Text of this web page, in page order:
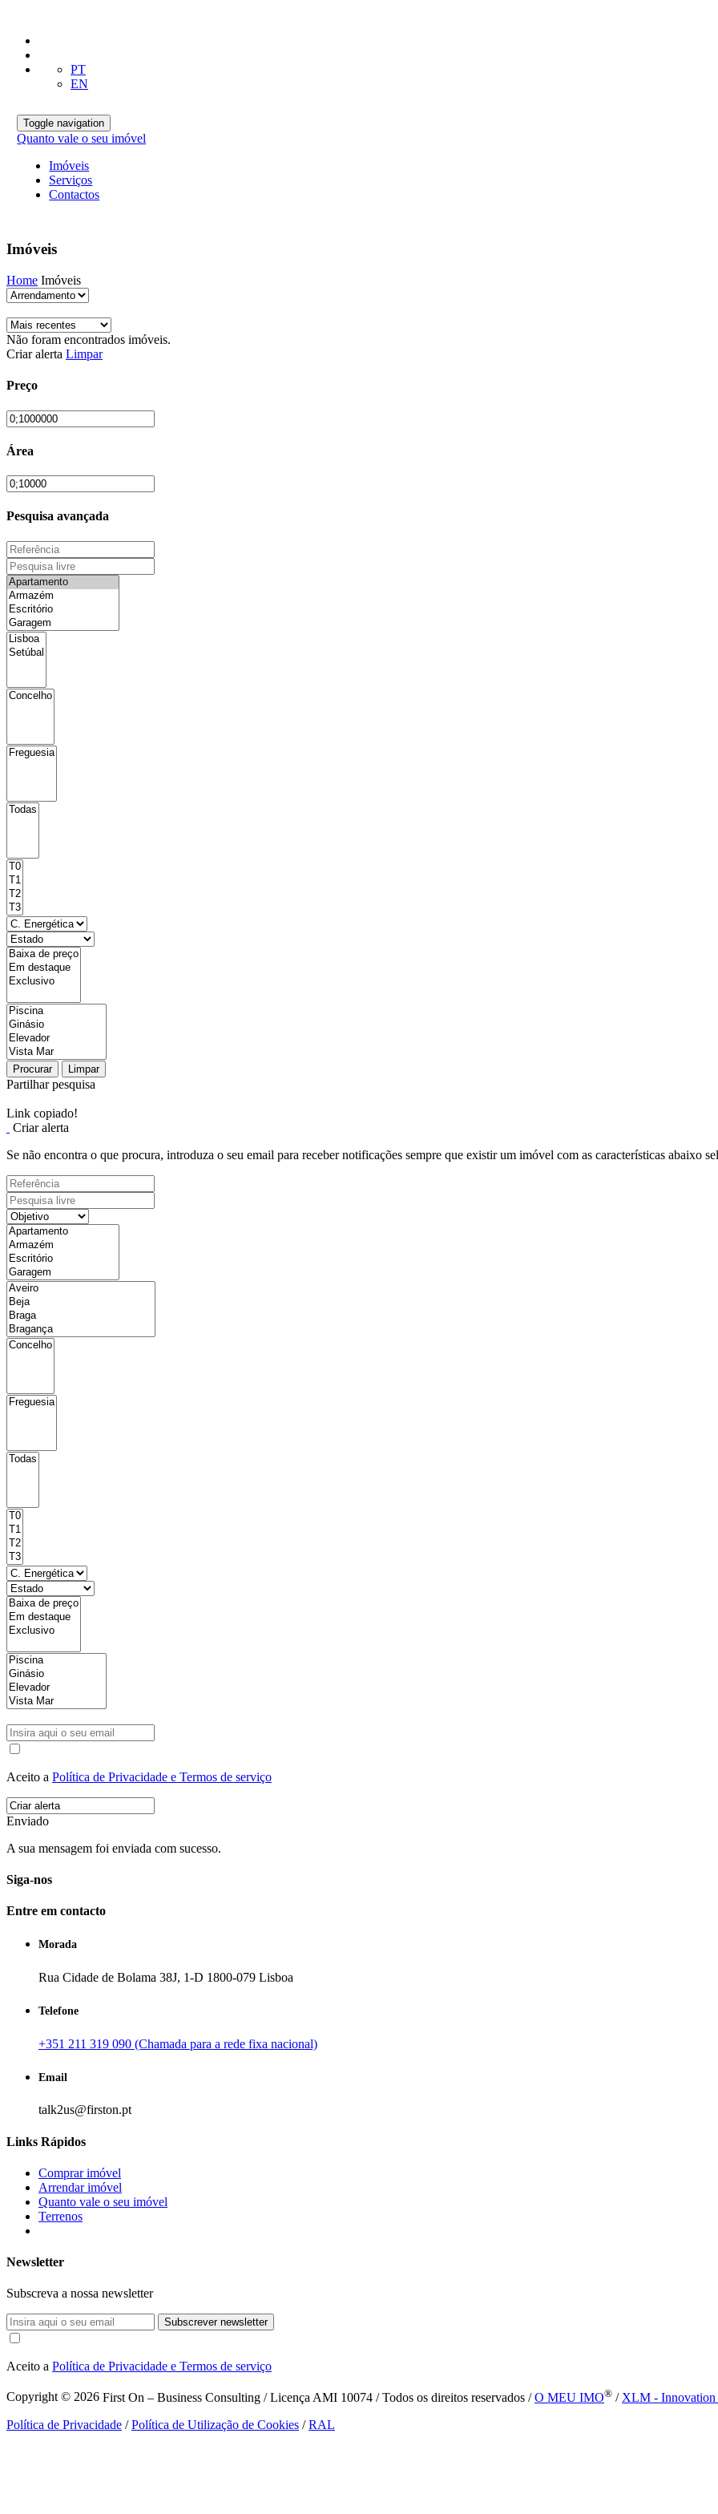
PT
EN
Toggle navigation
Quanto vale o seu imóvel
Imóveis
Serviços
Contactos
Imóveis
Home Imóveis
Não foram encontrados imóveis.
Criar alerta Limpar
Preço
Área
Pesquisa avançada
Procurar Limpar
Partilhar pesquisa
Link copiado!
Criar alerta
Se não encontra o que procura, introduza o seu email para receber notificações sempre que existir um imóvel com as características abaixo
Aceito a Política de Privacidade e Termos de serviço
Enviado
A sua mensagem foi enviada com sucesso.
Siga-nos
Entre em contacto
Morada
Rua Cidade de Bolama 38J, 1-D 1800-079 Lisboa
Telefone
+351 211 319 090 (Chamada para a rede fixa nacional)
Email
talk2us@firston.pt
Links Rápidos
Comprar imóvel
Arrendar imóvel
Quanto vale o seu imóvel
Terrenos
Newsletter
Subscreva a nossa newsletter
Subscrever newsletter
Aceito a Política de Privacidade e Termos de serviço
Copyright © 2026 First On – Business Consulting / Licença AMI 10074 / Todos os direitos reservados /O MEU IMO® / XLM -
Política de Privacidade /Política de Utilização de Cookies /RAL